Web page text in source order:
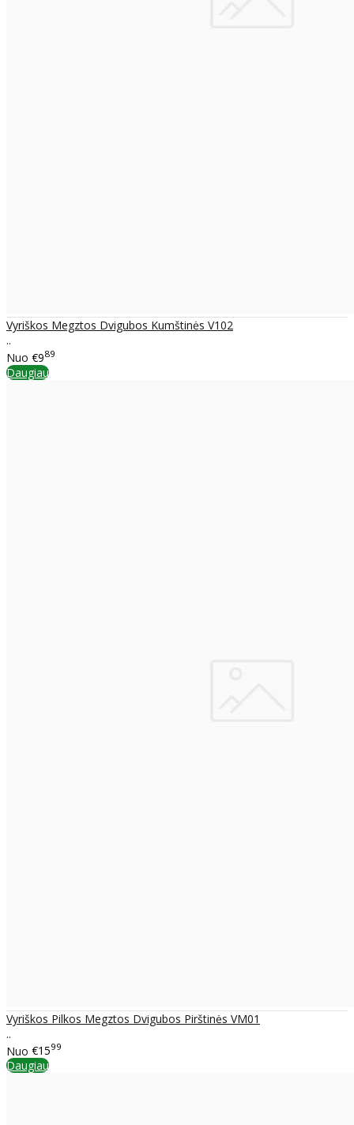
Vyriškos Megztos Dvigubos Kumštinės V102
..
Nuo €989
Daugiau
Vyriškos Pilkos Megztos Dvigubos Pirštinės VM01
..
Nuo €1599
Daugiau